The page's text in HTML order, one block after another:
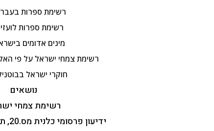
רשימת ספרות
רשימת ספרות
מינים אדומים
רשימת צמחי ישראל על פי
חוקרי ישראל
נושאים
רשימת צמחי
ידיעון פרסומי כלנית מס.20, תשפ"ה, 5.2.2025